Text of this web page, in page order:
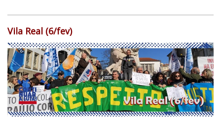
Vila Real (6/fev)